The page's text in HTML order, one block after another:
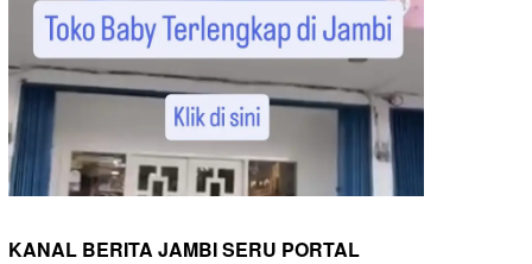
KANAL BERITA JAMBI SERU PORTAL